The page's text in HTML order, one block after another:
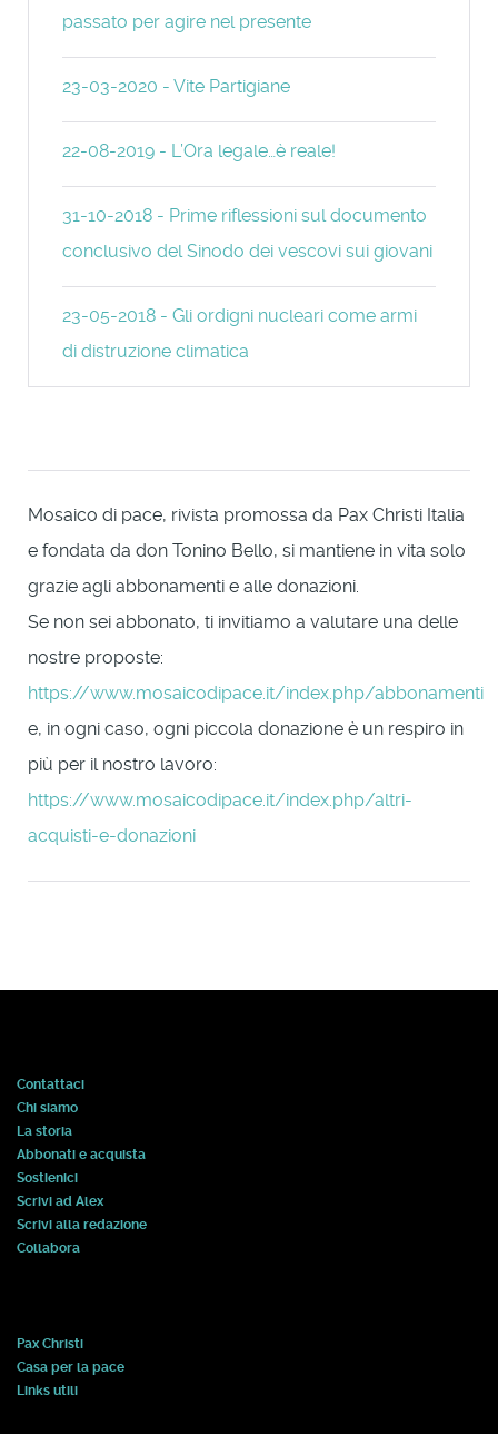
passato per agire nel presente
23-03-2020 - Vite Partigiane
22-08-2019 - L’Ora legale…è reale!
31-10-2018 - Prime riflessioni sul documento
conclusivo del Sinodo dei vescovi sui giovani
23-05-2018 - Gli ordigni nucleari come armi
di distruzione climatica
Mosaico di pace, rivista promossa da Pax Christi Italia
e fondata da don Tonino Bello, si mantiene in vita solo
grazie agli abbonamenti e alle donazioni.
Se non sei abbonato, ti invitiamo a valutare una delle
nostre proposte:
https://www.mosaicodipace.it/index.php/abbonamenti
e, in ogni caso, ogni piccola donazione è un respiro in
più per il nostro lavoro:
https://www.mosaicodipace.it/index.php/altri-
acquisti-e-donazioni
Contattaci
Chi siamo
La storia
Abbonati e acquista
Sostienici
Scrivi ad Alex
Scrivi alla redazione
Collabora
Pax Christi
Casa per la pace
Links utili